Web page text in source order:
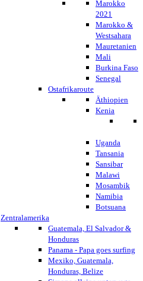
Marokko
2021
Marokko &
Westsahara
Mauretanien
Mali
Burkina Faso
Senegal
Ostafrikaroute
Äthiopien
Kenia
Uganda
Tansania
Sansibar
Malawi
Mosambik
Namibia
Botsuana
Zentralamerika
Guatemala, El Salvador &
Honduras
Panama - Papa goes surfing
Mexiko, Guatemala,
Honduras, Belize